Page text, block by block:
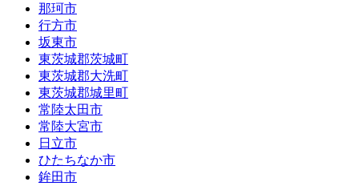
那珂市
行方市
坂東市
東茨城郡茨城町
東茨城郡大洗町
東茨城郡城里町
常陸太田市
常陸大宮市
日立市
ひたちなか市
鉾田市